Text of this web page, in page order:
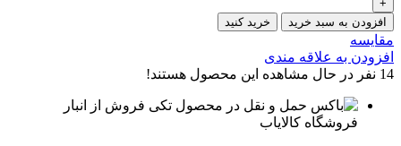
افزودن به سبد خرید خرید کنید
مقایسه
افزودن به علاقه مندی
14 نفر در حال مشاهده این محصول هستند!
فروش از انبار
فروشگاه کالایاب